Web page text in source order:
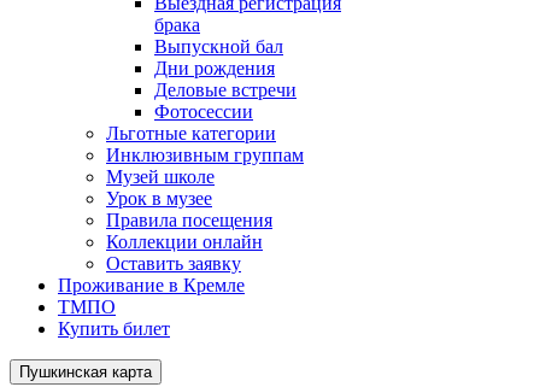
брака
Выпускной бал
Дни рождения
Деловые встречи
Фотосессии
Льготные категории
Инклюзивным группам
Музей школе
Урок в музее
Правила посещения
Коллекции онлайн
Оставить заявку
Проживание в Кремле
ТМПО
Купить билет
Пушкинская карта